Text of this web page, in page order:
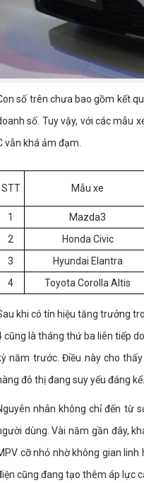
số trên chưa bao gồm kết
số. Tuy vậy, với các mẫu
vẫn khá ảm đạm.
STT Mẫu xe
1 Mazda3
2
Honda Civic
3
Hyundai Elantra
4
Toyota Corolla Altis
khi có tín hiệu tăng trưởng
cũng là tháng thứ ba liên tiếp
năm trước. Điều này cho
đô thị đang suy yếu đáng kể.
nhân không chỉ đến từ
dùng. Vài năm gần đây,
cỡ nhỏ nhờ không gian
cũng đang tạo thêm áp lực